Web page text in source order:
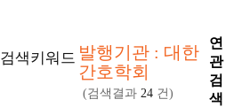
검색키워드 발행기관 : 대한
간호학회
(검색결과 24 건)
연
관
검
색